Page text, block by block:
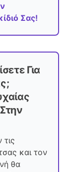
Σας!
Για
και τον
θα